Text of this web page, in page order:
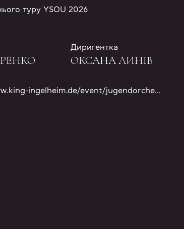
туру YSOU 2026
Диригентка
ОКСАНА ЛИНІВ
ingelheim.de/event/jugendorche...